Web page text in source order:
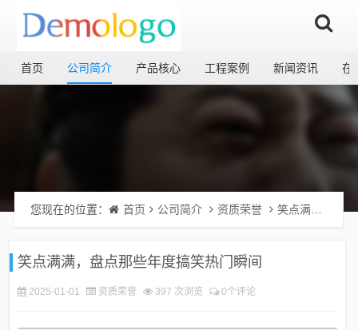
首页 公司简介 产品核心 工程案例 新闻资讯 在
您现在的位置： 首页 公司简介 资质荣誉 笑点满满，盘点那些年度搞笑热门瞬间
笑点满满，盘点那些年度搞笑热门瞬间
2025-01-01 资质荣誉 397 次浏览 0个评论